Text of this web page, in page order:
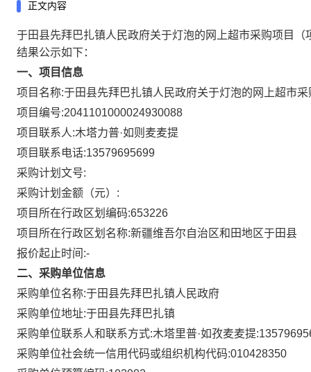
正文内容
于田县先拜巴扎镇人民政府关于灯泡的网上超市采购项目
结果公示如下：
一、项目信息
项目名称:于田县先拜巴扎镇人民政府关于灯泡的网上超市采
项目编号:2041101000024930088
项目联系人:木塔力普·如则麦麦提
项目联系电话:13579695699
采购计划文号:
采购计划金额（元）:
项目所在行政区划编码:653226
项目所在行政区划名称:新疆维吾尔自治区和田地区于田县
报价起止时间:-
二、采购单位信息
采购单位名称:于田县先拜巴扎镇人民政府
采购单位地址:于田县先拜巴扎镇
采购单位联系人和联系方式:木塔里普·如孜麦麦提
采购单位社会统一信用代码或组织机构代码:010428350